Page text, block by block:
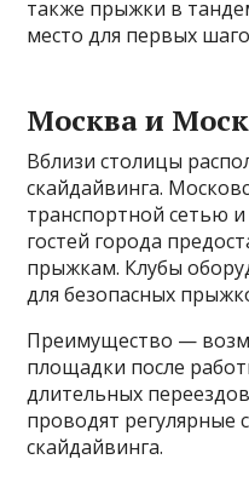
также прыжки в
место для первых
Москва и
Вблизи столицы
скайдайвинга.
транспортной сетью
гостей города
прыжкам. Клубы
для безопасных
Преимущество —
площадки после
длительных
проводят регулярные
скайдайвинга.